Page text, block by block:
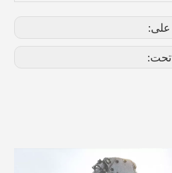
على:
تحت: